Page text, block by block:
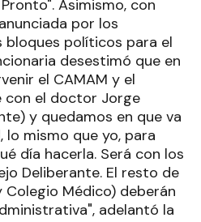
Asimismo, con
por los
políticos para el
desestimó que en
el CAMAM y el
con el doctor Jorge
y quedamos en que va
lo mismo que yo, para
día hacerla. Será con los
Deliberante. El resto de
Médico) deberán
adelantó la